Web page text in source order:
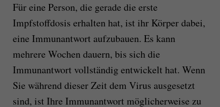
Für eine Person, die gerade die erste
Impfstoffdosis erhalten hat, ist ihr Körper dabei,
eine Immunantwort aufzubauen. Es kann
mehrere Wochen dauern, bis sich die
Immunantwort vollständig entwickelt hat. Wenn
Sie während dieser Zeit dem Virus ausgesetzt
sind, ist Ihre Immunantwort möglicherweise zu